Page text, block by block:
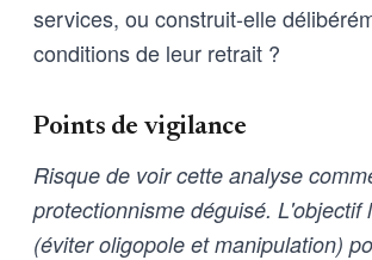
services, ou construit-elle
conditions de leur retrait ?
Points de vigilance
Risque de voir cette analyse
protectionnisme déguisé. L'objectif
(éviter oligopole et manipulation)